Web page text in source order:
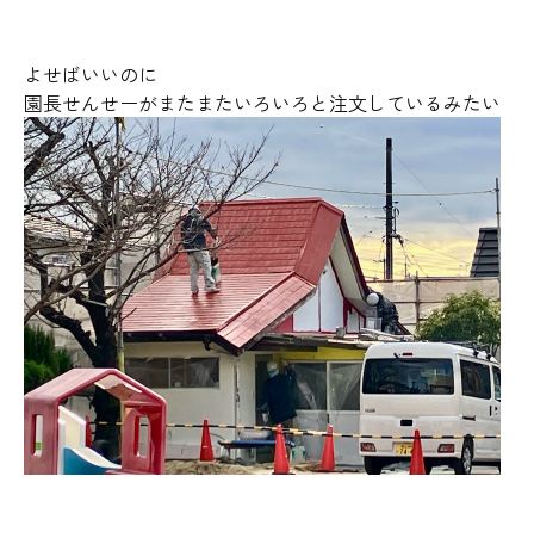
よせばいいのに
園長せんせーがまたまたいろいろと注文しているみたい